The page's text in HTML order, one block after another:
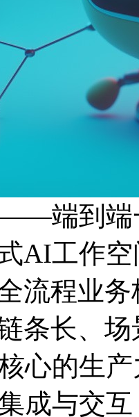
——端到
AI工作
流程业务
、链条长
心的生产
成与交互